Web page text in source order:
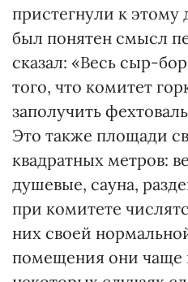
пристегнули к этому
был понятен смысл
сказал: «Весь сыр-
того, что комитет
заполучить
Это также площади
квадратных метров:
душевые, сауна,
при комитете
них своей
помещения они чаще